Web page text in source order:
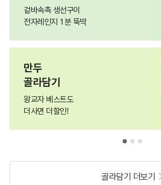
겉바속촉 생선구이
전자레인지 1분 뚝딱
만두
골라담기
왕교자 베스트도
더사면 더할인!
골라담기 더보기